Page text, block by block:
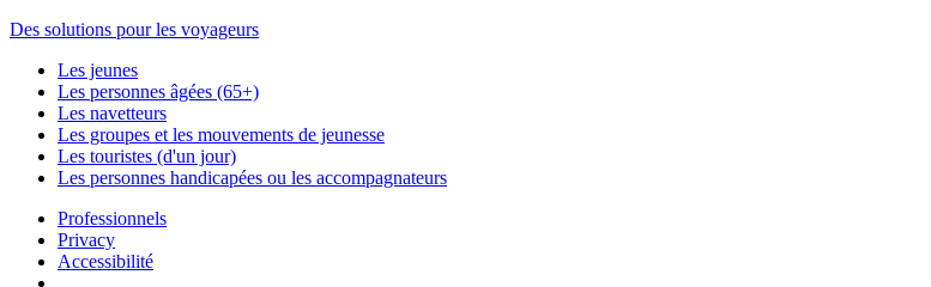
Des solutions pour les voyageurs
Les jeunes
Les personnes âgées (65+)
Les navetteurs
Les groupes et les mouvements de jeunesse
Les touristes (d'un jour)
Les personnes handicapées ou les accompagnateurs
Professionnels
Privacy
Accessibilité